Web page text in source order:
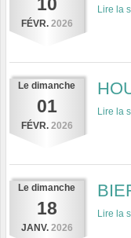
FÉVR. 2026
Lire la
Le dimanche
01
FÉVR. 2026
Lire la
Le dimanche
18
JANV. 2026
Lire la